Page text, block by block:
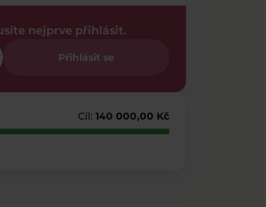
nejprve přihlásit.
Přihlásit se
Cíl: 140 000,00 Kč